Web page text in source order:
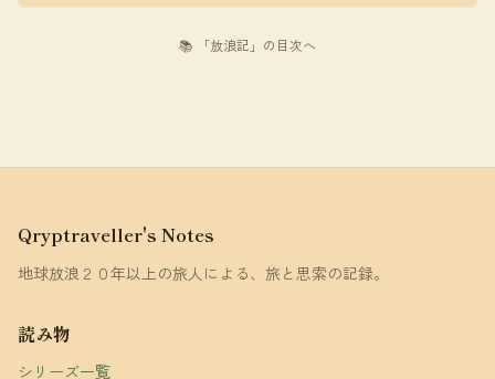
📚 「放浪記」の目次へ
Qryptraveller's Notes
地球放浪２０年以上の旅人による、旅と思索の記録。
読み物
シリーズ一覧